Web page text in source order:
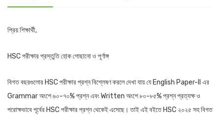
প্রিয় শিক্ষার্থী,
HSC পরীক্ষার প্রস্তুতি হোক গোছানো ও পূর্ণাঙ্গ
বিগত বছরগুলোর HSC পরীক্ষার প্রশ্ন বিশ্লেষণ করলে দেখা যায় যে English Paper-II এর
Grammar অংশে ৬০-৭০% প্রশ্ন এবং Written অংশে ৮০-৮৫% প্রশ্ন প্রত্যক্ষ ও
পরোক্ষভাবে পূর্বের HSC পরীক্ষার প্রশ্ন থেকেই এসেছে। তাই এই বইতে HSC ২০২৫ সহ বিগত